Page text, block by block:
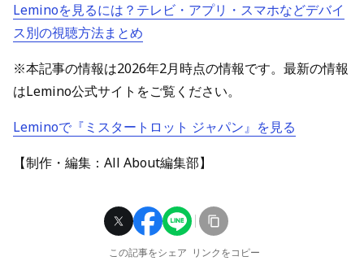
Leminoを見るには？テレビ・アプリ・スマホなどデバイ
ス別の視聴方法まとめ
※本記事の情報は2026年2月時点の情報です。最新の情報
はLemino公式サイトをご覧ください。
Leminoで『ミスタートロット ジャパン』を見る
【制作・編集：All About編集部】
この記事をシェア リンクをコピー